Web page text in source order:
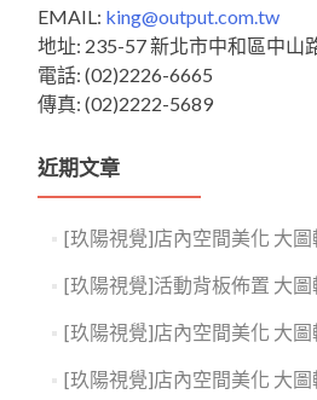
EMAIL: king@output.com.tw
地址: 235-57 新北市中和區中山
電話: (02)2226-6665
傳真: (02)2222-5689
近期文章
[玖陽視覺]店內空間美化 大圖
[玖陽視覺]活動背板佈置 大圖
[玖陽視覺]店內空間美化 大圖
[玖陽視覺]店內空間美化 大圖